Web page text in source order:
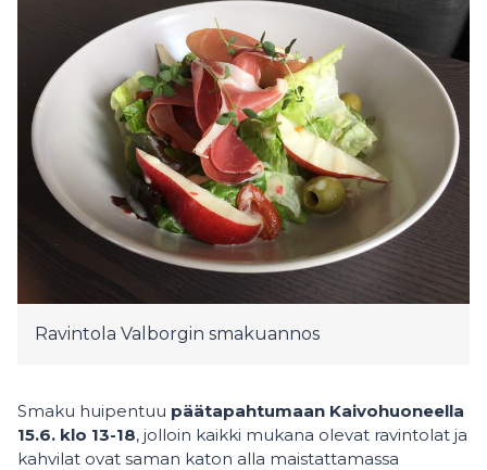
Ravintola Valborgin smakuannos
Smaku huipentuu päätapahtumaan Kaivohuoneella
15.6. klo 13-18, jolloin kaikki mukana olevat ravintolat ja
kahvilat ovat saman katon alla maistattamassa